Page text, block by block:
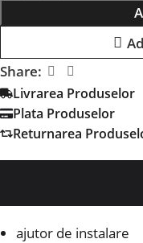
Share:
Livrarea Produselor
Plata Produselor
Returnarea
ajutor de instalare